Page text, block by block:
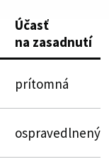
Účasť
na zasadnutí
prítomná
ospravedlnený